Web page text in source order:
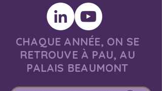
CHAQUE ANNÉE, ON SE
RETROUVE À PAU, AU
PALAIS BEAUMONT